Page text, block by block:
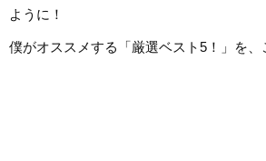
ように！
僕がオススメする「厳選ベスト5！」を、